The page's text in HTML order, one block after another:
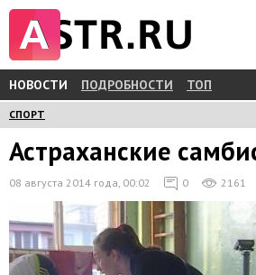
НОВОСТИ ПОДРОБНОСТИ ТОП
СПОРТ
Астраханские
08 августа 2014 года, 00:02 0 2161